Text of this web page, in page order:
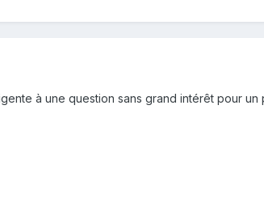
à une question sans grand intérêt pour un